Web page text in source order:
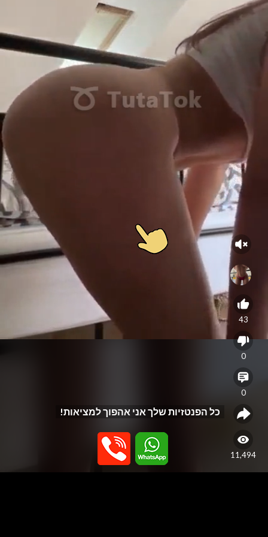
כל הפנטזיות שלך אני אהפוך למציאות!
43
0
0
11,494